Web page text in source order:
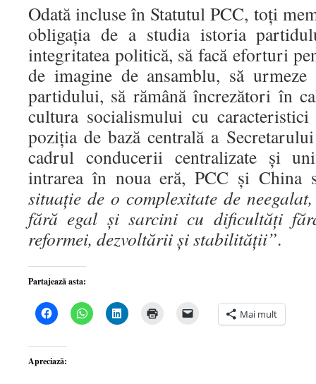
Odată incluse în Statutul PCC, toți
obligația de a studia istoria
integritatea politică, să facă eforturi
de imagine de ansamblu, să urmeze
partidului, să rămână încrezători în
cultura socialismului cu
poziția de bază centrală a
cadrul conducerii centralizate și
intrarea în noua eră, PCC și
situație de o complexitate de
fără egal și sarcini cu dificultăți
reformei, dezvoltării și stabilității”.
Partajează asta:
Dă
clic
partaja
pe
Facebook(Se
Dă
clic
Dă
clic
pentru
Mai mult
Apreciază: